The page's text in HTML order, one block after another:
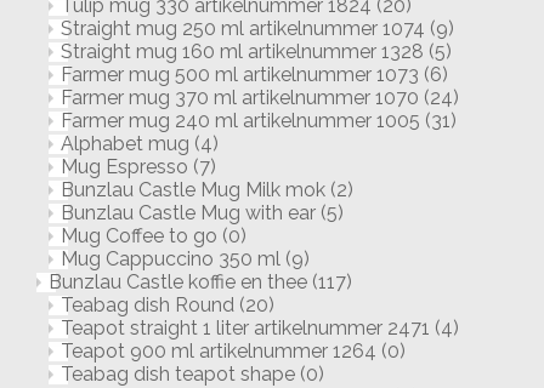
Tulip mug 330 artikelnummer 1824 (20)
Straight mug 250 ml artikelnummer 1074 (9)
Straight mug 160 ml artikelnummer 1328 (5)
Farmer mug 500 ml artikelnummer 1073 (6)
Farmer mug 370 ml artikelnummer 1070 (24)
Farmer mug 240 ml artikelnummer 1005 (31)
Alphabet mug (4)
Mug Espresso (7)
Bunzlau Castle Mug Milk mok (2)
Bunzlau Castle Mug with ear (5)
Mug Coffee to go (0)
Mug Cappuccino 350 ml (9)
Bunzlau Castle koffie en thee (117)
Teabag dish Round (20)
Teapot straight 1 liter artikelnummer 2471 (4)
Teapot 900 ml artikelnummer 1264 (0)
Teabag dish teapot shape (0)